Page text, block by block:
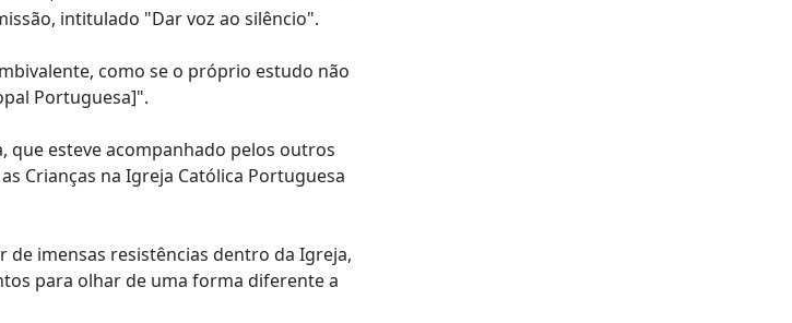
intitulado "Dar voz ao silêncio".
como se o próprio estudo não
Portuguesa]".
que esteve acompanhado pelos outros
Crianças na Igreja Católica Portuguesa
de imensas resistências dentro da Igreja,
para olhar de uma forma diferente a